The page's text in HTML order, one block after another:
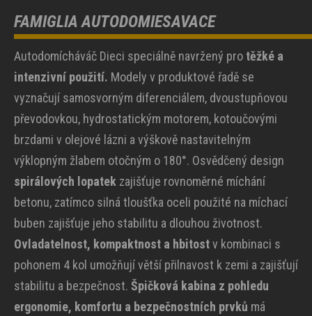
FAMIGLIA AUTODOMIESAVACE
Autodomícháváč Dieci speciálně navržený pro těžké a
intenzivní použití. Modely v produktové řadě se
vyznačují samosvorným diferenciálem, dvoustupňovou
převodovkou, hydrostatickým motorem, kotoučovými
brzdami v olejové lázni a výškově nastavitelným
výklopným žlabem otočným o 180°. Osvědčený design
spirálových lopatek zajišťuje rovnoměrné míchání
betonu, zatímco silná tloušťka oceli použité na míchací
buben zajišťuje jeho stabilitu a dlouhou životnost.
Ovladatelnost, kompaktnost a hbitostv kombinaci s
pohonem 4 kol umožňují větší přilnavost k zemi a zajišťují
stabilitu a bezpečnost. Špičková kabina z pohledu
ergonomie, komfortu a bezpečnostních prvků má